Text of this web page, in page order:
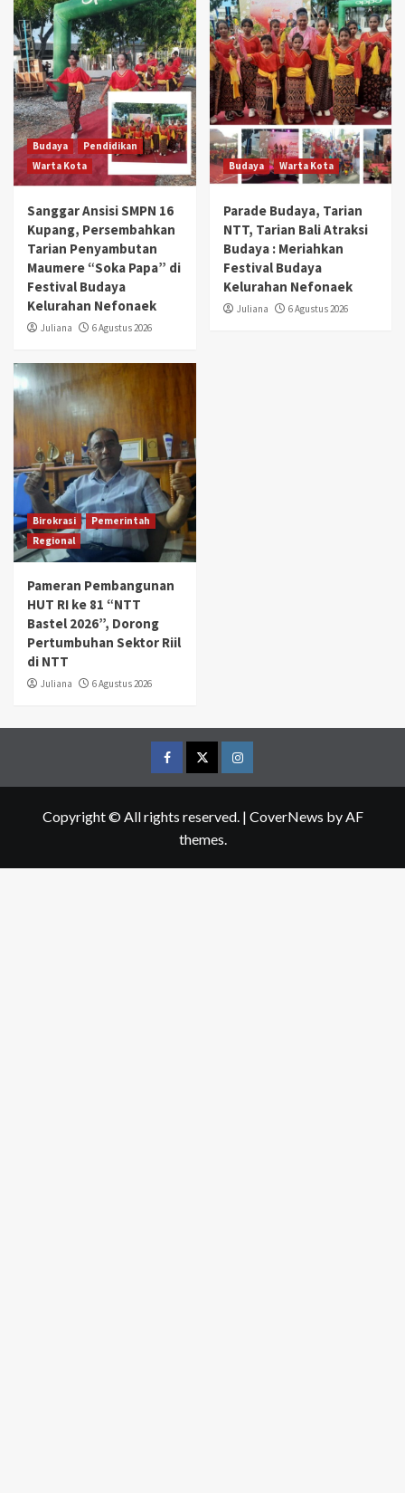
Budaya
Pendidikan
Warta Kota
Sanggar Ansisi SMPN 16
Kupang, Persembahkan
Tarian Penyambutan
Maumere “Soka Papa” di
Festival Budaya
Kelurahan Nefonaek
Juliana 6 Agustus 2026
Budaya Warta Kota
Parade Budaya, Tarian
NTT, Tarian Bali Atraksi
Budaya : Meriahkan
Festival Budaya
Kelurahan Nefonaek
Juliana 6 Agustus 2026
Birokrasi
Pemerintah
Regional
Pameran Pembangunan
HUT RI ke 81 “NTT
Bastel 2026”, Dorong
Pertumbuhan Sektor Riil
di NTT
Juliana 6 Agustus 2026
FacebookTwitterInstagram
Copyright © All rights reserved. | CoverNews by AF
themes.